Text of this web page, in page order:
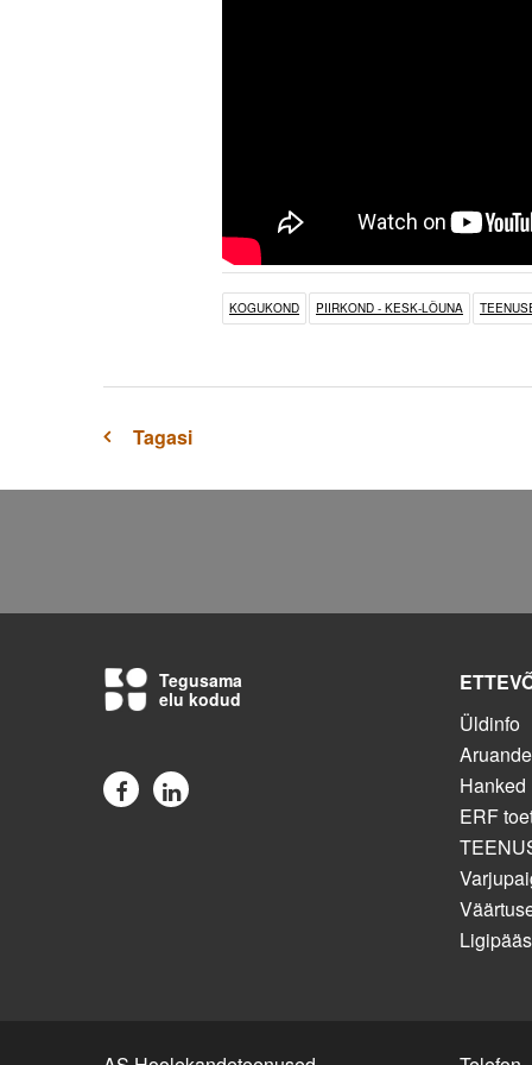
KOGUKOND PIIRKOND - KESK-LÕUNA
Tagasi
Tegusama
elu kodud
Üldinfo
Hanked
ERF